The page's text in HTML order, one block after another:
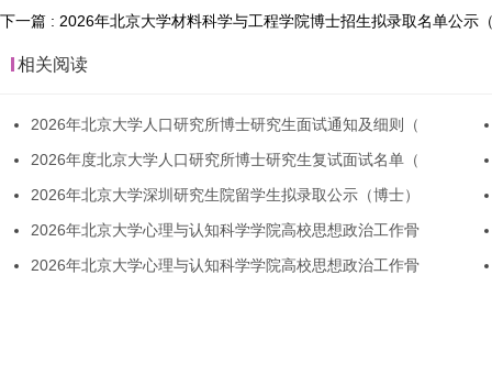
下一篇 : 2026年北京大学材料科学与工程学院博士招生拟录取名单公示
相关阅读
2026年北京大学人口研究所博士研究生面试通知及细则（
2026年度北京大学人口研究所博士研究生复试面试名单（
2026年北京大学深圳研究生院留学生拟录取公示（博士）
2026年北京大学心理与认知科学学院高校思想政治工作骨
2026年北京大学心理与认知科学学院高校思想政治工作骨